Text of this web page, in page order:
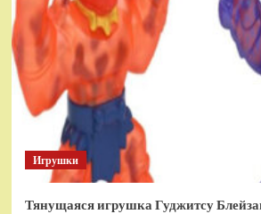
Игрушки
Тянущаяся игрушка Гуджитсу